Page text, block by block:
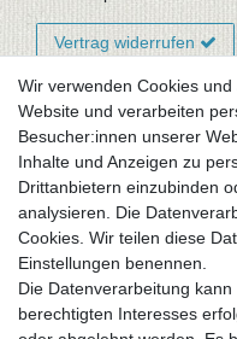
Vertrag widerrufen
Newsletter-
FAQ / Fragen
Mein Warenkorb
Mein Merkzettel
Mein Konto
UNSER
Gottlieb-Daimler-Str. 10
33334 Gütersloh
Wir verwenden Cookies
Website und verarbeiten
Besucher:innen unserer
Inhalte und Anzeigen zu
Drittanbietern einzubinden
analysieren. Die
Cookies. Wir teilen diese
Einstellungen benennen.
Die Datenverarbeitung
berechtigten Interesses